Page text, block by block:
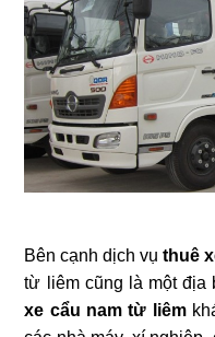
Bên cạnh dịch vụthuê
từ liêm cũng là một địa
xe cẩu nam từ liêm